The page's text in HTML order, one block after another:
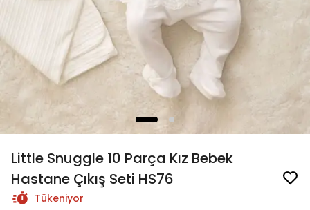
Little Snuggle 10 Parça Kız Bebek
Hastane Çıkış Seti HS76
Tükeniyor